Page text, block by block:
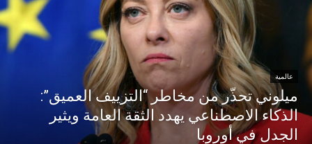
عالمية
ميلوني تحذّر من مخاطر “التزييف العميق”:
الذكاء الاصطناعي يهدد الثقة العامة ويثير
الجدل في أوروبا